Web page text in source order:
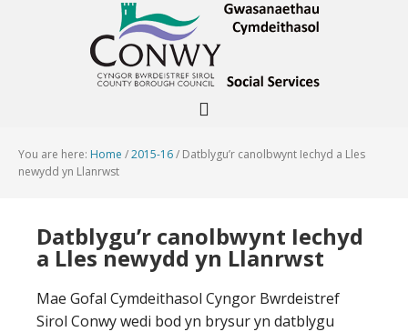
You are here: Home /2015-16/ Datblygu’r canolbwynt Iechyd a Lles
newydd yn Llanrwst
Datblygu’r canolbwynt Iechyd
a Lles newydd yn Llanrwst
Mae Gofal Cymdeithasol Cyngor Bwrdeistref
Sirol Conwy wedi bod yn brysur yn datblygu